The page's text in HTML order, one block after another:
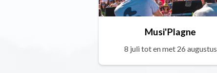
Musi'Plagne
8 juli tot en met 26 augustus